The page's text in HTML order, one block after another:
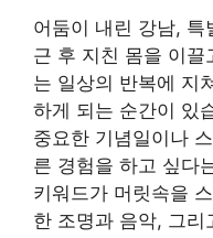
어둠이 내린 강남, 특
근 후 지친 몸을 이끌
는 일상의 반복에 지
하게 되는 순간이 있
중요한 기념일이나
른 경험을 하고 싶다
키워드가 머릿속을
한 조명과 음악, 그